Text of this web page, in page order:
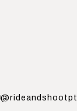
@rideandshootpt